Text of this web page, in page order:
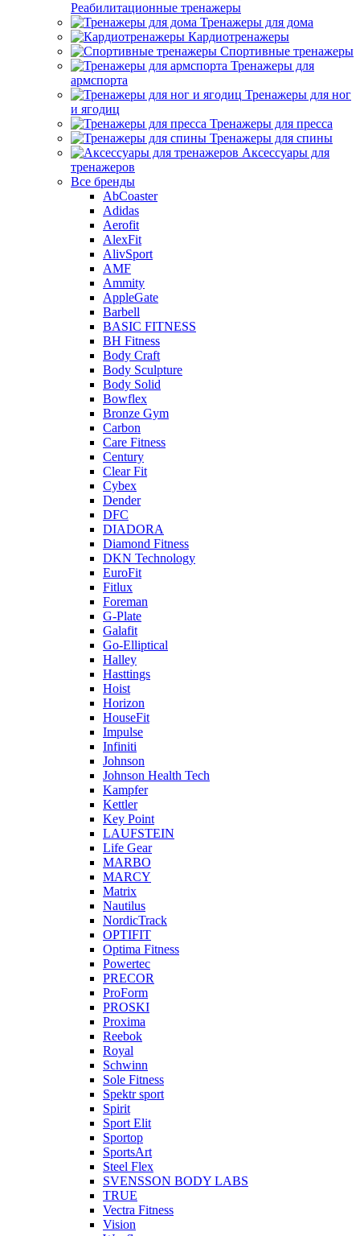
Реабилитационные тренажеры
Тренажеры для дома
Кардиотренажеры
Спортивные тренажеры
Тренажеры для
армспорта
Тренажеры для ног
и ягодиц
Тренажеры для пресса
Тренажеры для спины
Аксессуары для
тренажеров
Все бренды
AbCoaster
Adidas
Aerofit
AlexFit
AlivSport
AMF
Ammity
AppleGate
Barbell
BASIC FITNESS
BH Fitness
Body Craft
Body Sculpture
Body Solid
Bowflex
Bronze Gym
Carbon
Care Fitness
Century
Clear Fit
Cybex
Dender
DFC
DIADORA
Diamond Fitness
DKN Technology
EuroFit
Fitlux
Foreman
G-Plate
Galafit
Go-Elliptical
Halley
Hasttings
Hoist
Horizon
HouseFit
Impulse
Infiniti
Johnson
Johnson Health Tech
Kampfer
Kettler
Key Point
LAUFSTEIN
Life Gear
MARBO
MARCY
Matrix
Nautilus
NordicTrack
OPTIFIT
Optima Fitness
Powertec
PRECOR
ProForm
PROSKI
Proxima
Reebok
Royal
Schwinn
Sole Fitness
Spektr sport
Spirit
Sport Elit
Sportop
SportsArt
Steel Flex
SVENSSON BODY LABS
TRUE
Vectra Fitness
Vision